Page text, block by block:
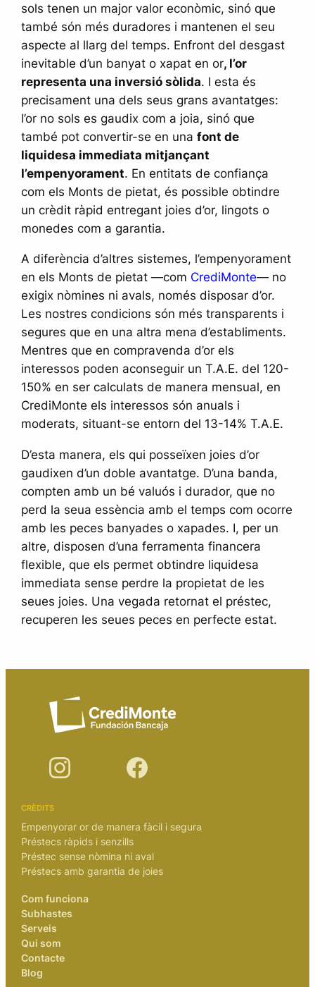
sols tenen un major valor econòmic, sinó que
també són més duradores i mantenen el seu
aspecte al llarg del temps. Enfront del desgast
inevitable d’un banyat o xapat en or, l’or
representa una inversió sòlida. I esta és
precisament una dels seus grans avantatges:
l’or no sols es gaudix com a joia, sinó que
també pot convertir-se en unafont de
liquidesa immediata mitjançant
l’empenyorament. En entitats de confiança
com els Monts de pietat, és possible obtindre
un crèdit ràpid entregant joies d’or, lingots o
monedes com a garantia.
A diferència d’altres sistemes, l’empenyorament
en els Monts de pietat —com CrediMonte— no
exigix nòmines ni avals, només disposar d’or.
Les nostres condicions són més transparents i
segures que en una altra mena d’establiments.
Mentres que en compravenda d’or els
interessos poden aconseguir un T.A.E. del 120-
150% en ser calculats de manera mensual, en
CrediMonte els interessos són anuals i
moderats, situant-se entorn del 13-14% T.A.E.
D’esta manera, els qui posseïxen joies d’or
gaudixen d’un doble avantatge. D’una banda,
compten amb un bé valuós i durador, que no
perd la seua essència amb el temps com ocorre
amb les peces banyades o xapades. I, per un
altre, disposen d’una ferramenta financera
flexible, que els permet obtindre liquidesa
immediata sense perdre la propietat de les
seues joies. Una vegada retornat el préstec,
recuperen les seues peces en perfecte estat.
CRÈDITS
Empenyorar or de manera fàcil i segura
Préstecs ràpids i senzills
Préstec sense nòmina ni aval
Préstecs amb garantia de joies
Com funciona
Subhastes
Serveis
Qui som
Contacte
Blog